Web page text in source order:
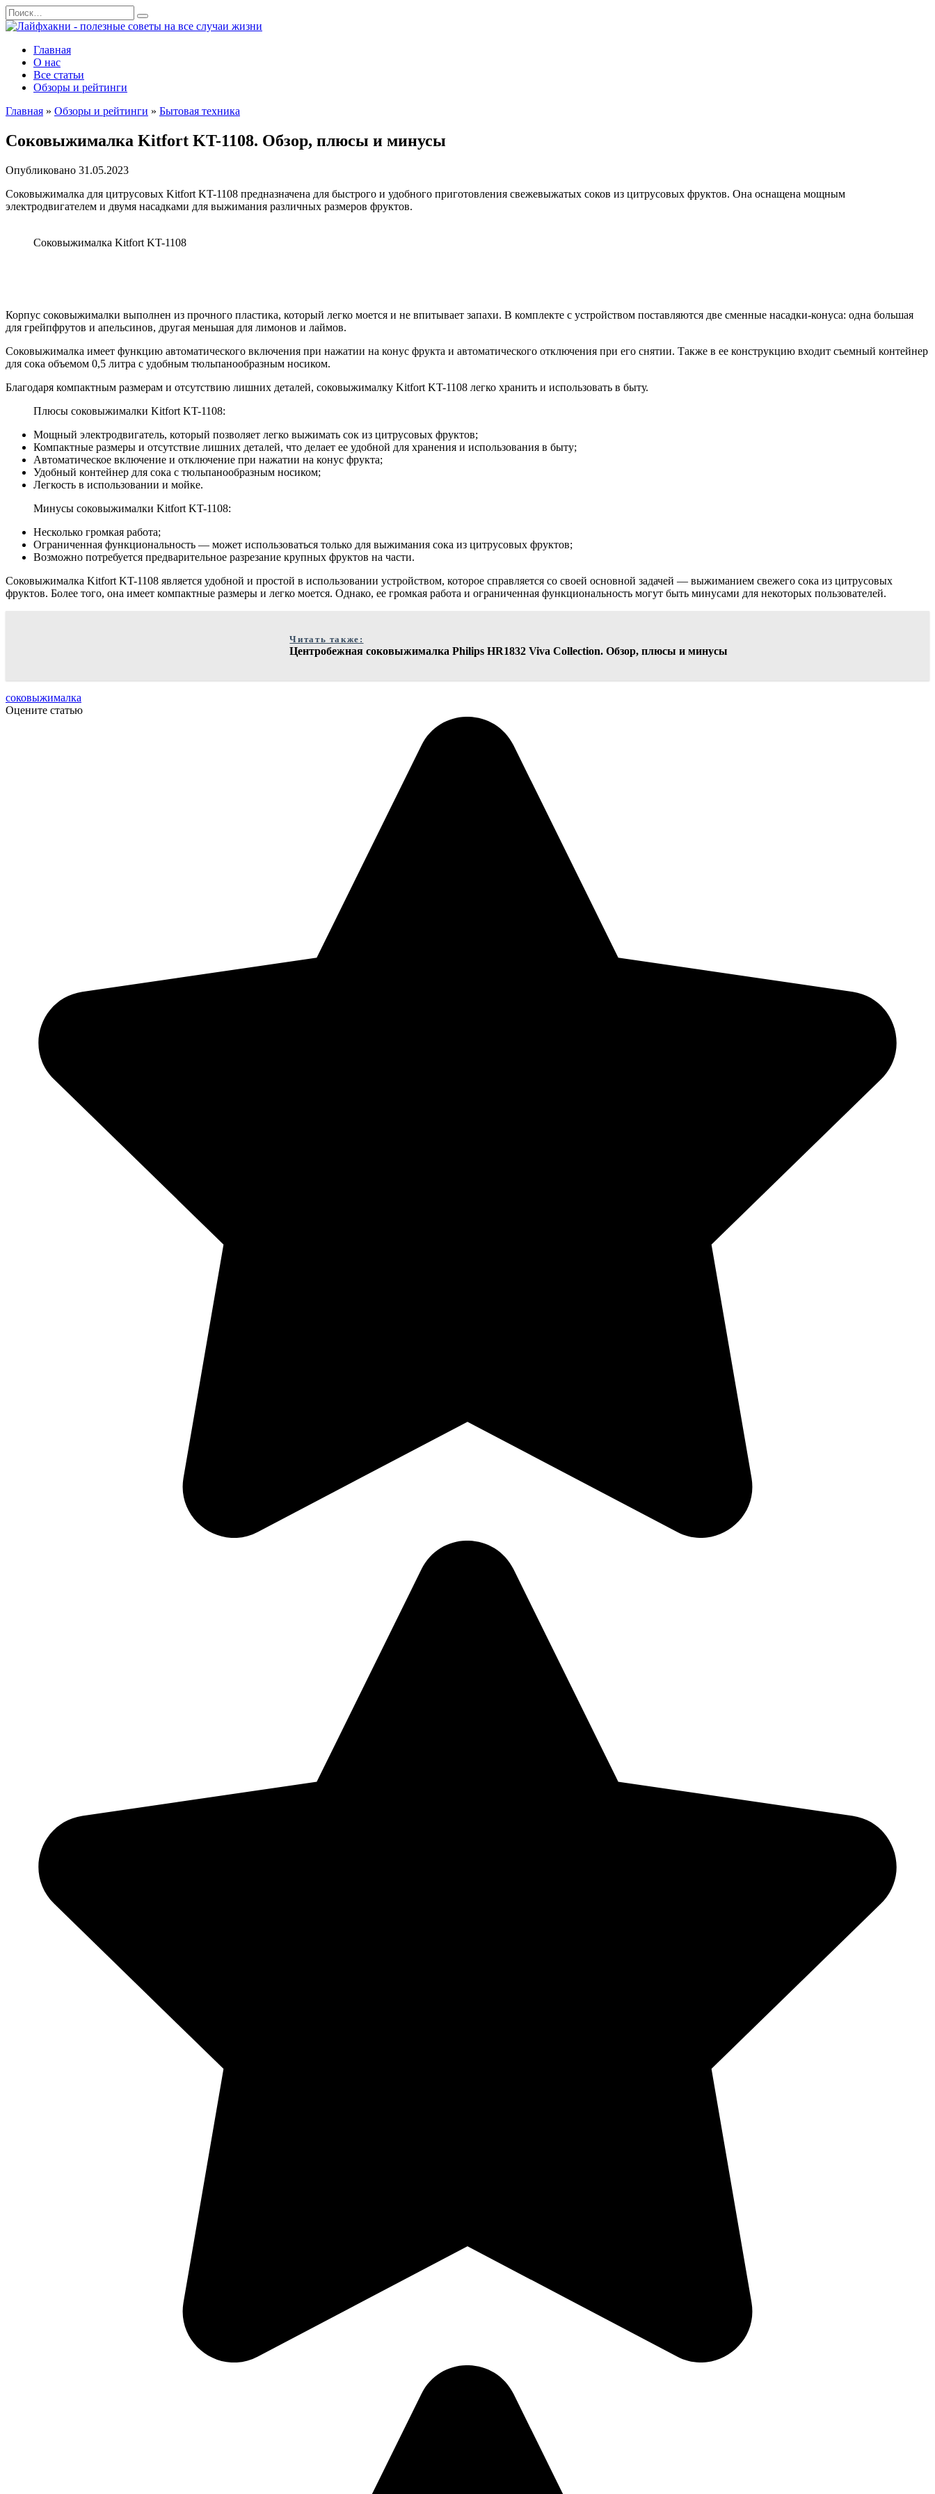
Перейти
к
содержанию
Search
for:
Главная
О нас
Все статьи
Обзоры и рейтинги
Главная » Обзоры и рейтинги » Бытовая техника
Соковыжималка Kitfort KT-1108. Обзор, плюсы и минусы
Опубликовано 31.05.2023
Соковыжималка для цитрусовых Kitfort KT-1108 предназначена для быстрого и удобного приготовления свежевыжатых соков из цитрусовых фруктов. Она оснащена мощным
электродвигателем и двумя насадками для выжимания различных размеров фруктов.
Соковыжималка Kitfort KT-1108
Корпус соковыжималки выполнен из прочного пластика, который легко моется и не впитывает запахи. В комплекте с устройством поставляются две сменные насадки-конуса: одна большая
для грейпфрутов и апельсинов, другая меньшая для лимонов и лаймов.
Соковыжималка имеет функцию автоматического включения при нажатии на конус фрукта и автоматического отключения при его снятии. Также в ее конструкцию входит съемный контейнер
для сока объемом 0,5 литра с удобным тюльпанообразным носиком.
Благодаря компактным размерам и отсутствию лишних деталей, соковыжималку Kitfort KT-1108 легко хранить и использовать в быту.
Плюсы соковыжималки Kitfort KT-1108:
Мощный электродвигатель, который позволяет легко выжимать сок из цитрусовых фруктов;
Компактные размеры и отсутствие лишних деталей, что делает ее удобной для хранения и использования в быту;
Автоматическое включение и отключение при нажатии на конус фрукта;
Удобный контейнер для сока с тюльпанообразным носиком;
Легкость в использовании и мойке.
Минусы соковыжималки Kitfort KT-1108:
Несколько громкая работа;
Ограниченная функциональность — может использоваться только для выжимания сока из цитрусовых фруктов;
Возможно потребуется предварительное разрезание крупных фруктов на части.
Соковыжималка Kitfort KT-1108 является удобной и простой в использовании устройством, которое справляется со своей основной задачей — выжиманием свежего сока из цитрусовых
фруктов. Более того, она имеет компактные размеры и легко моется. Однако, ее громкая работа и ограниченная функциональность могут быть минусами для некоторых пользователей.
Читать также:
Центробежная соковыжималка Philips HR1832 Viva Collection. Обзор, плюсы и минусы
соковыжималка
Оцените статью